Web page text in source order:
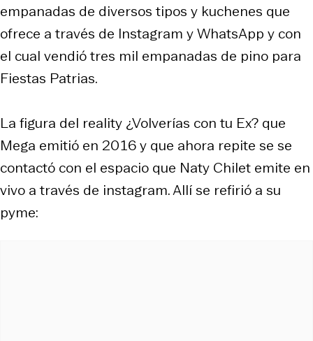
empanadas de diversos tipos y kuchenes que
ofrece a través de Instagram y WhatsApp y con
el cual vendió tres mil empanadas de pino para
Fiestas Patrias.
La figura del reality ¿Volverías con tu Ex? que
Mega emitió en 2016 y que ahora repite se se
contactó con el espacio que Naty Chilet emite en
vivo a través de instagram. Allí se refirió a su
pyme: